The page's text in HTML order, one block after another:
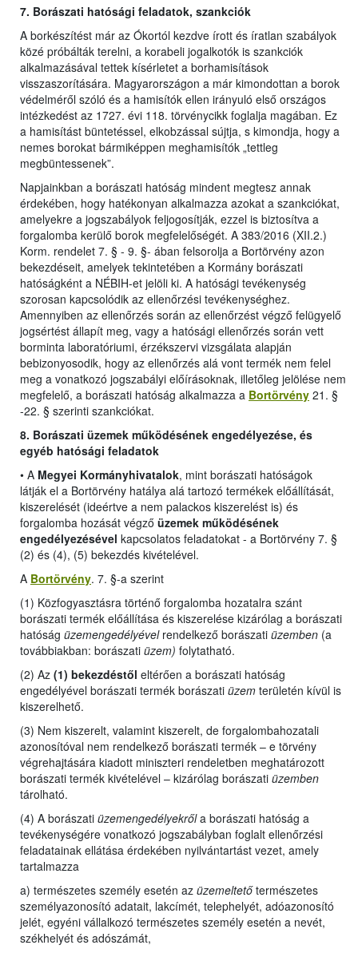
7. Borászati hatósági feladatok, szankciók
A borkészítést már az Ókortól kezdve írott és íratlan szabályok
közé próbálták terelni, a korabeli jogalkotók is szankciók
alkalmazásával tettek kísérletet a borhamisítások
visszaszorítására. Magyarországon a már kimondottan a borok
védelméről szóló és a hamisítók ellen irányuló első országos
intézkedést az 1727. évi 118. törvénycikk foglalja magában. Ez
a hamisítást büntetéssel, elkobzással sújtja, s kimondja, hogy a
nemes borokat bármiképpen meghamisítók „tettleg
megbüntessenek”.
Napjainkban a borászati hatóság mindent megtesz annak
érdekében, hogy hatékonyan alkalmazza azokat a szankciókat,
amelyekre a jogszabályok feljogosítják, ezzel is biztosítva a
forgalomba kerülő borok megfelelőségét. A 383/2016 (XII.2.)
Korm. rendelet 7. § - 9. §- ában felsorolja a Bortörvény azon
bekezdéseit, amelyek tekintetében a Kormány borászati
hatóságként a NÉBIH-et jelöli ki. A hatósági tevékenység
szorosan kapcsolódik az ellenőrzési tevékenységhez.
Amennyiben az ellenőrzés során az ellenőrzést végző felügyelő
jogsértést állapít meg, vagy a hatósági ellenőrzés során vett
borminta laboratóriumi, érzékszervi vizsgálata alapján
bebizonyosodik, hogy az ellenőrzés alá vont termék nem felel
meg a vonatkozó jogszabályi előírásoknak, illetőleg jelölése nem
megfelelő, a borászati hatóság alkalmazza a Bortörvény 21. §
-22. § szerinti szankciókat.
8. Borászati üzemek működésének engedélyezése, és
egyéb hatósági feladatok
• A Megyei Kormányhivatalok, mint borászati hatóságok
látják el a Bortörvény hatálya alá tartozó termékek előállítását,
kiszerelését (ideértve a nem palackos kiszerelést is) és
forgalomba hozását végző üzemek működésének
engedélyezésével kapcsolatos feladatokat - a Bortörvény 7. §
(2) és (4), (5) bekezdés kivételével.
A Bortörvény. 7. §-a szerint
(1) Közfogyasztásra történő forgalomba hozatalra szánt
borászati termék előállítása és kiszerelése kizárólag a borászati
hatóság üzemengedélyévelrendelkező borászati üzemben (a
továbbiakban: borászati üzem) folytatható.
(2) Az (1) bekezdéstől eltérően a borászati hatóság
engedélyével borászati termék borászati üzem területén kívül is
kiszerelhető.
(3) Nem kiszerelt, valamint kiszerelt, de forgalombahozatali
azonosítóval nem rendelkező borászati termék – e törvény
végrehajtására kiadott miniszteri rendeletben meghatározott
borászati termék kivételével – kizárólag borászati üzemben
tárolható.
(4) A borászati üzemengedélyekrőla borászati hatóság a
tevékenységére vonatkozó jogszabályban foglalt ellenőrzési
feladatainak ellátása érdekében nyilvántartást vezet, amely
tartalmazza
a) természetes személy esetén az üzemeltetőtermészetes
személyazonosító adatait, lakcímét, telephelyét, adóazonosító
jelét, egyéni vállalkozó természetes személy esetén a nevét,
székhelyét és adószámát,